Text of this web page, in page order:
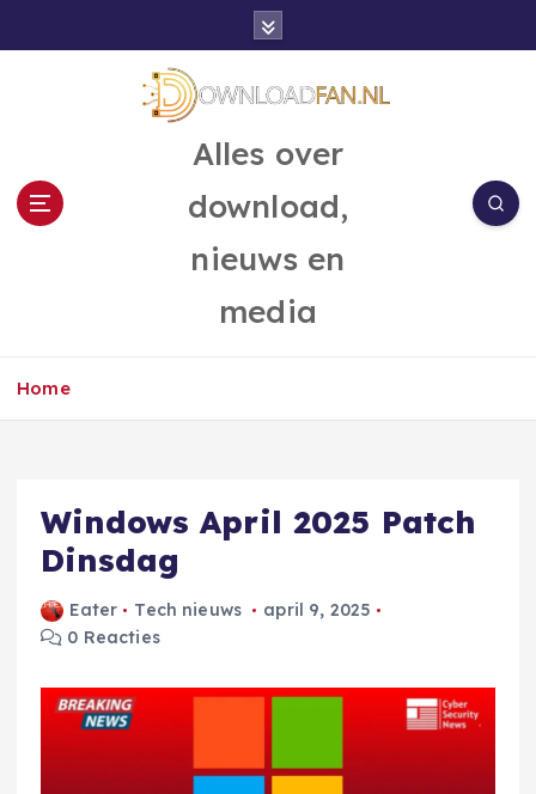
Alles over
download,
nieuws en
media
Home
Windows April 2025 Patch
Dinsdag
Eater Tech nieuws
april 9, 2025
0 Reacties